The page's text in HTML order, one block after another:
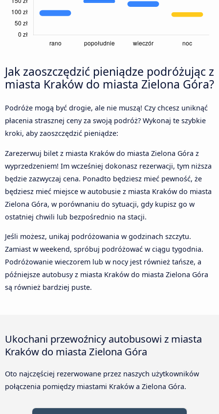
Jak zaoszczędzić pieniądze podróżując z
miasta Kraków do miasta Zielona Góra?
Podróże mogą być drogie, ale nie muszą! Czy chcesz uniknąć
płacenia strasznej ceny za swoją podróż? Wykonaj te szybkie
kroki, aby zaoszczędzić pieniądze:
Zarezerwuj bilet z miasta Kraków do miasta Zielona Góra z
wyprzedzeniem! Im wcześniej dokonasz rezerwacji, tym niższa
będzie zazwyczaj cena. Ponadto będziesz mieć pewność, że
będziesz mieć miejsce w autobusie z miasta Kraków do miasta
Zielona Góra, w porównaniu do sytuacji, gdy kupisz go w
ostatniej chwili lub bezpośrednio na stacji.
Jeśli możesz, unikaj podróżowania w godzinach szczytu.
Zamiast w weekend, spróbuj podróżować w ciągu tygodnia.
Podróżowanie wieczorem lub w nocy jest również tańsze, a
późniejsze autobusy z miasta Kraków do miasta Zielona Góra
są również bardziej puste.
Ukochani przewoźnicy autobusowi z miasta
Kraków do miasta Zielona Góra
Oto najczęściej rezerwowane przez naszych użytkowników
połączenia pomiędzy miastami Kraków a Zielona Góra.